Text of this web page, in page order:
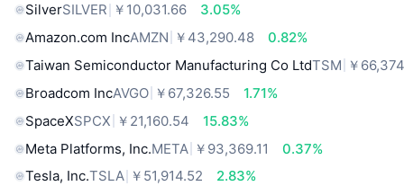
SilverSILVER ￥10,031.66
3.05%
Amazon.com IncAMZN ￥43,290.48
0.82%
Taiwan Semiconductor Manufacturing Co LtdTSM ￥
Broadcom IncAVGO ￥67,326.55
1.71%
SpaceXSPCX ￥21,160.54
15.83%
Meta Platforms, Inc.META ￥93,369.11
0.37%
Tesla, Inc.TSLA ￥51,914.52
2.83%